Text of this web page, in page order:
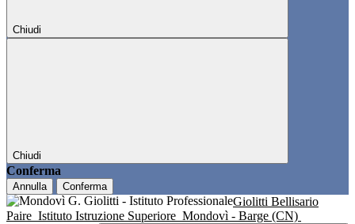
Chiudi
Chiudi
Conferma
Annulla Conferma
Giolitti Bellisario
Paire Istituto Istruzione Superiore Mondovì - Barge (CN)